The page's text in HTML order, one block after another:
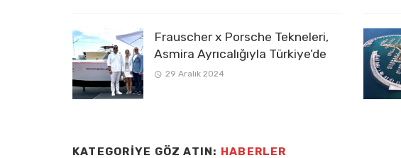
Frauscher x Porsche Tekneleri,
Asmira Ayrıcalığıyla Türkiye’de
29 Aralık 2024
KATEGORIYE GÖZ ATIN: HABERLER